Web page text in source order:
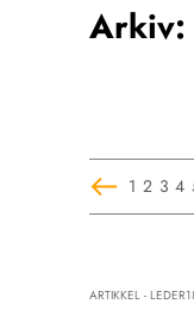
HENVISNINGER
KURSKALENDER
ANNONSERING
FOR
Arkiv:
1 2 3 4
ARTIKKEL - LEDER